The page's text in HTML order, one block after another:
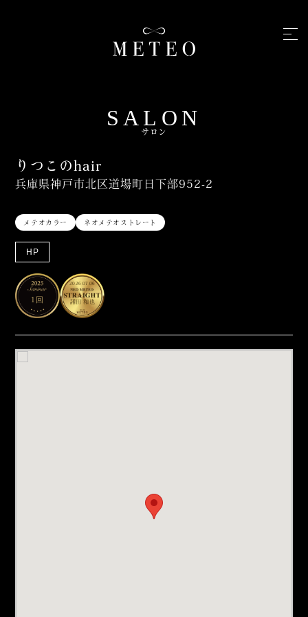
SALON
サロン
りつこのhair
兵庫県神戸市北区道場町日下部952-2
メテオカラー ネオメテオストレート
HP
1回
2026.07.06
諸田 和也